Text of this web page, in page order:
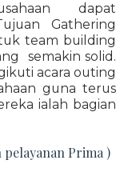
dapat
Gathering
team building
semakin solid.
acara outing
guna terus
ialah bagian
Prima )